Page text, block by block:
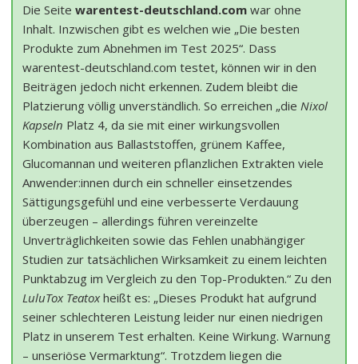
Die Seite warentest-deutschland.com war ohne
Inhalt. Inzwischen gibt es welchen wie „Die besten
Produkte zum Abnehmen im Test 2025“. Dass
warentest-deutschland.com testet, können wir in den
Beiträgen jedoch nicht erkennen. Zudem bleibt die
Platzierung völlig unverständlich. So erreichen „die Nixol
Kapseln Platz 4, da sie mit einer wirkungsvollen
Kombination aus Ballaststoffen, grünem Kaffee,
Glucomannan und weiteren pflanzlichen Extrakten viele
Anwender:innen durch ein schneller einsetzendes
Sättigungsgefühl und eine verbesserte Verdauung
überzeugen – allerdings führen vereinzelte
Unverträglichkeiten sowie das Fehlen unabhängiger
Studien zur tatsächlichen Wirksamkeit zu einem leichten
Punktabzug im Vergleich zu den Top-Produkten.“ Zu den
LuluTox Teatoxheißt es: „Dieses Produkt hat aufgrund
seiner schlechteren Leistung leider nur einen niedrigen
Platz in unserem Test erhalten. Keine Wirkung. Warnung
– unseriöse Vermarktung“. Trotzdem liegen die